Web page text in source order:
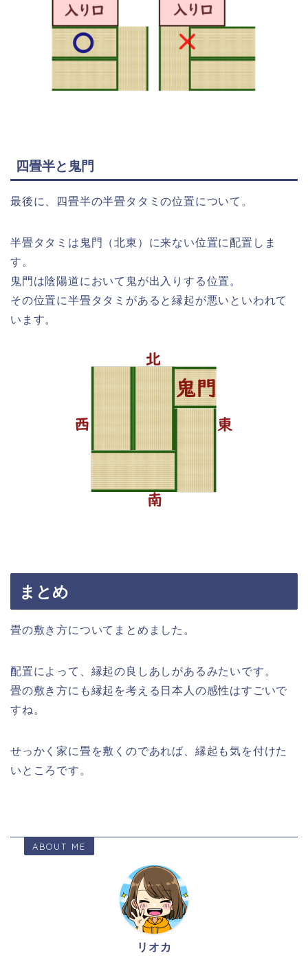
四畳半と鬼門
最後に、四畳半の半畳タタミの位置について。
半畳タタミは鬼門（北東）に来ない位置に配置しま
す。
鬼門は陰陽道において鬼が出入りする位置。
その位置に半畳タタミがあると縁起が悪いといわれて
います。
まとめ
畳の敷き方についてまとめました。
配置によって、縁起の良しあしがあるみたいです。
畳の敷き方にも縁起を考える日本人の感性はすごいで
すね。
せっかく家に畳を敷くのであれば、縁起も気を付けた
いところです。
ABOUT ME
リオカ